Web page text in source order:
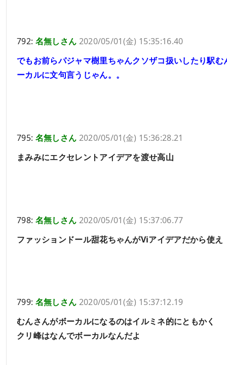
792: 名無しさん 2020/05/01(金) 15:35:16.40
でもお前らパジャマ樹里ちゃんクソザコ扱いしたり駅む
ーカルに文句言うじゃん。。
795: 名無しさん 2020/05/01(金) 15:36:28.21
まみみにエクセレントアイデアを渡せ高山
798: 名無しさん 2020/05/01(金) 15:37:06.77
ファッションドール甜花ちゃんがViアイデアだから使え
799: 名無しさん 2020/05/01(金) 15:37:12.19
むんさんがボーカルになるのはイルミネ的にともかく
クリ峰はなんでボーカルなんだよ